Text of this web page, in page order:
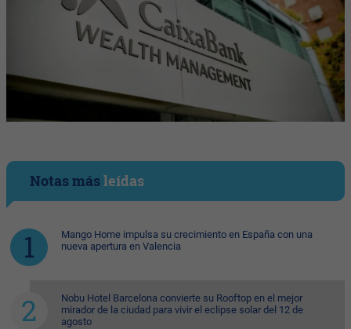
Notas másleídas
Mango Home impulsa su crecimiento en España con una
nueva apertura en Valencia
Nobu Hotel Barcelona convierte su Rooftop en el mejor
mirador de la ciudad para vivir el eclipse solar del 12 de
agosto